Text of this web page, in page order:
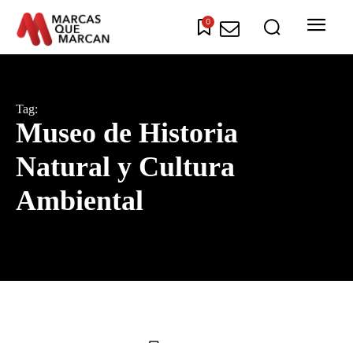
0
Tag:
Museo de Historia
Natural y Cultura
Ambiental